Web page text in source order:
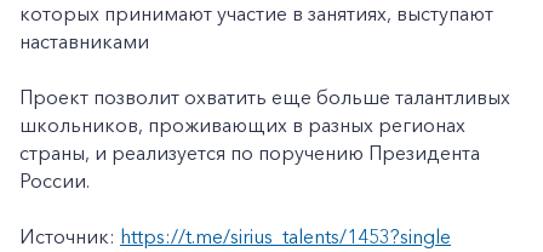
которых принимают участие в занятиях, выступают
наставниками
Проект позволит охватить еще больше талантливых
школьников, проживающих в разных регионах
страны, и реализуется по поручению Президента
России.
Источник: https://t.me/sirius_talents/1453?single